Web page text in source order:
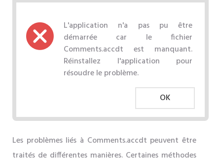
L'application n'a pas pu être
démarrée car le fichier
Comments.accdt est manquant.
Réinstallez l'application pour
résoudre le problème.
OK
Les problèmes liés à Comments.accdt peuvent être
traités de différentes manières. Certaines méthodes